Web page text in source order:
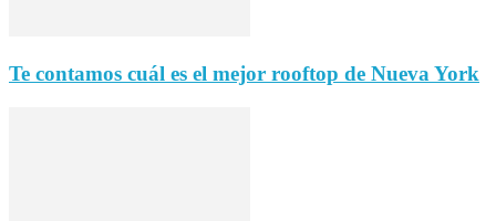
Te contamos cuál es el mejor rooftop de Nueva York